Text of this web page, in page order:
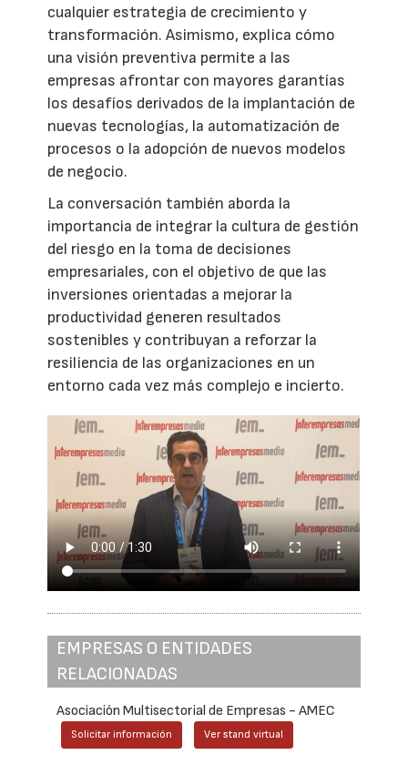
cualquier estrategia de crecimiento y
transformación. Asimismo, explica cómo
una visión preventiva permite a las
empresas afrontar con mayores garantías
los desafíos derivados de la implantación de
nuevas tecnologías, la automatización de
procesos o la adopción de nuevos modelos
de negocio.
La conversación también aborda la
importancia de integrar la cultura de gestión
del riesgo en la toma de decisiones
empresariales, con el objetivo de que las
inversiones orientadas a mejorar la
productividad generen resultados
sostenibles y contribuyan a reforzar la
resiliencia de las organizaciones en un
entorno cada vez más complejo e incierto.
EMPRESAS O ENTIDADES
RELACIONADAS
Asociación Multisectorial de Empresas - AMEC
Solicitar información Ver stand virtual